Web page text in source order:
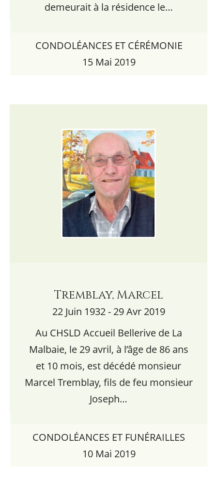
demeurait à la résidence le…
CONDOLÉANCES ET CÉRÉMONIE
15 Mai 2019
Tremblay, Marcel
22 Juin 1932 - 29 Avr 2019
Au CHSLD Accueil Bellerive de La
Malbaie, le 29 avril, à l’âge de 86 ans
et 10 mois, est décédé monsieur
Marcel Tremblay, fils de feu monsieur
Joseph…
CONDOLÉANCES ET FUNÉRAILLES
10 Mai 2019